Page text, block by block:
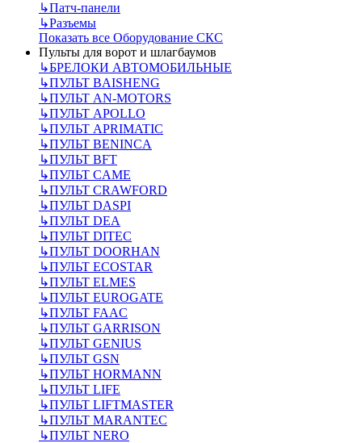
↳Патч-панели
↳Разъемы
Показать все Оборудование СКС
Пульты для ворот и шлагбаумов
↳БРЕЛОКИ АВТОМОБИЛЬНЫЕ
↳ПУЛЬТ BAISHENG
↳ПУЛЬТ AN-MOTORS
↳ПУЛЬТ APOLLO
↳ПУЛЬТ APRIMATIC
↳ПУЛЬТ BENINCA
↳ПУЛЬТ BFT
↳ПУЛЬТ CAME
↳ПУЛЬТ CRAWFORD
↳ПУЛЬТ DASPI
↳ПУЛЬТ DEA
↳ПУЛЬТ DITEC
↳ПУЛЬТ DOORHAN
↳ПУЛЬТ ECOSTAR
↳ПУЛЬТ ELMES
↳ПУЛЬТ EUROGATE
↳ПУЛЬТ FAAC
↳ПУЛЬТ GARRISON
↳ПУЛЬТ GENIUS
↳ПУЛЬТ GSN
↳ПУЛЬТ HORMANN
↳ПУЛЬТ LIFE
↳ПУЛЬТ LIFTMASTER
↳ПУЛЬТ MARANTEC
↳ПУЛЬТ NERO